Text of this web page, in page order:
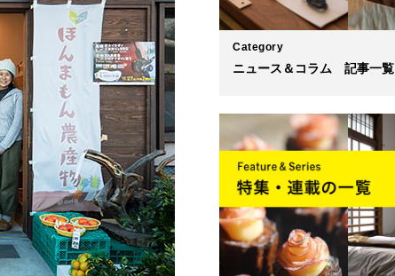
Category
ニュース＆コラム 記事一覧